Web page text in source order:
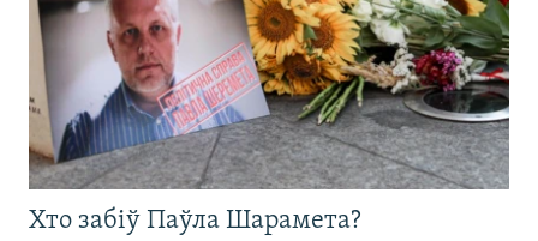
Хто забіў Паўла Шарамета?